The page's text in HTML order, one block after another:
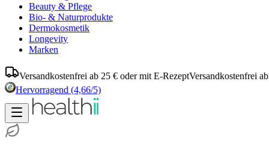
Beauty & Pflege
Bio- & Naturprodukte
Dermokosmetik
Longevity
Marken
Versandkostenfrei ab 25 € oder mit E-RezeptVersandkostenfrei
Hervorragend (4,66/5)